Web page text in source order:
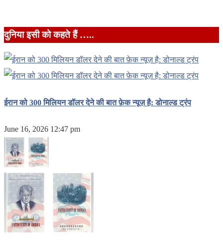
दुनिया इसी को कहते हैं …..
ईरान को 300 मिलियन डॉलर देने की बात फ़ेक न्यूज़ है: डोनाल्ड ट्रंप
June 16, 2026 12:47 pm